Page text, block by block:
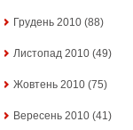
Грудень 2010 (88)
Листопад 2010 (49)
Жовтень 2010 (75)
Вересень 2010 (41)